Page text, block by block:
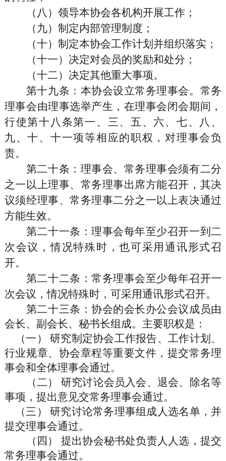
（八）领导本协会各机构开展工作；
（九）制定内部管理制度；
（十）制定本协会工作计划并组织落实；
（十一）决定对会员的奖励和处分；
（十二）决定其他重大事项。
第十九条 ：本协会设立常务理事会。常务
理事会由理事选举产生，在理事会闭会期间，
行使第十八条第一、三、五、六、七、八、
九、十、十一项等相应的职权，对理事会负
责。
第二十条 ：理事会、常务理事会须有二分
之一以上理事、常务理事出席方能召开，其决
议须经理事、常务理事二分之一以上表决通过
方能生效。
第二十一条 ：理事会每年至少召开一到二
次会议，情况特殊时，也可采用通讯形式召
开。
第二十二条 ：常务理事会至少每年召开一
次会议，情况特殊时，可采用通讯形式召开。
第二十三条 ：协会的会长办公会议成员由
会长、副会长、秘书长组成。主要职权是：
（一）
研究制定协会工作报告、工作计划、
行业规章、协会章程等重要文件，提交常务理
事会和全体理事会通过。
（二）
研究讨论会员入会、退会、除名等
事项，提出意见交常务理事会通过。
（三）
研究讨论常务理事组成人选名单，并
提交理事会通过。
（四）
提出协会秘书处负责人人选，提交
常务理事会通过。